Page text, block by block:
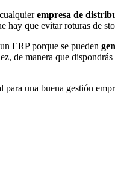
empresa de
hay que evitar roturas de
ERP porque se pueden
de manera que
para una buena gestión